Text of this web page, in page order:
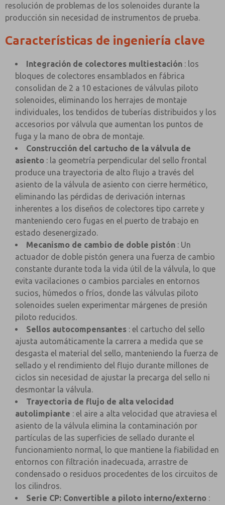
resolución de problemas de los solenoides durante la
producción sin necesidad de instrumentos de prueba.
Características de ingeniería clave
Integración de colectores multiestación : los
bloques de colectores ensamblados en fábrica
consolidan de 2 a 10 estaciones de válvulas piloto
solenoides, eliminando los herrajes de montaje
individuales, los tendidos de tuberías distribuidos y los
accesorios por válvula que aumentan los puntos de
fuga y la mano de obra de montaje.
Construcción del cartucho de la válvula de
asiento : la geometría perpendicular del sello frontal
produce una trayectoria de alto flujo a través del
asiento de la válvula de asiento con cierre hermético,
eliminando las pérdidas de derivación internas
inherentes a los diseños de colectores tipo carrete y
manteniendo cero fugas en el puerto de trabajo en
estado desenergizado.
Mecanismo de cambio de doble pistón : Un
actuador de doble pistón genera una fuerza de cambio
constante durante toda la vida útil de la válvula, lo que
evita vacilaciones o cambios parciales en entornos
sucios, húmedos o fríos, donde las válvulas piloto
solenoides suelen experimentar márgenes de presión
piloto reducidos.
Sellos autocompensantes : el cartucho del sello
ajusta automáticamente la carrera a medida que se
desgasta el material del sello, manteniendo la fuerza de
sellado y el rendimiento del flujo durante millones de
ciclos sin necesidad de ajustar la precarga del sello ni
desmontar la válvula.
Trayectoria de flujo de alta velocidad
autolimpiante : el aire a alta velocidad que atraviesa el
asiento de la válvula elimina la contaminación por
partículas de las superficies de sellado durante el
funcionamiento normal, lo que mantiene la fiabilidad en
entornos con filtración inadecuada, arrastre de
condensado o residuos procedentes de los circuitos de
los cilindros.
Serie CP: Convertible a piloto interno/externo :